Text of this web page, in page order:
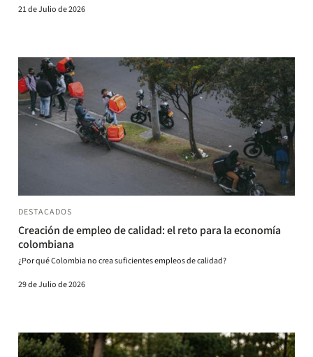
21 de Julio de 2026
DESTACADOS
Creación de empleo de calidad: el reto para la economía
colombiana
¿Por qué Colombia no crea suficientes empleos de calidad?
29 de Julio de 2026